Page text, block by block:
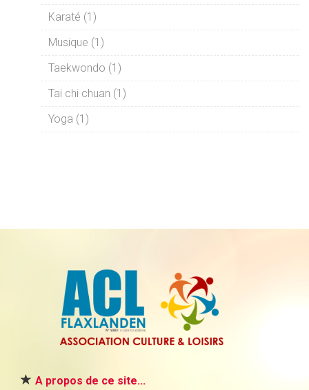
Karaté (1)
Musique (1)
Taekwondo (1)
Tai chi chuan (1)
Yoga (1)
A propos de ce site...